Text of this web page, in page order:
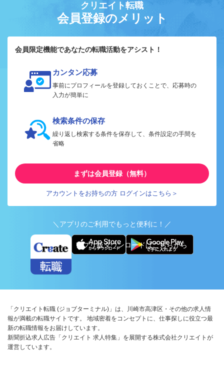
クリエイト転職
会員登録のメリット
会員限定機能であなたの転職活動をアシスト！
カンタン応募
事前にプロフィールを登録しておくことで、応募時の
入力が簡単に
検索条件の保存
繰り返し検索する条件を保存して、条件設定の手間を
省略
まずは会員登録（無料）
アカウントをお持ちの方 ログインはこちら＞
＼アプリのご利用でもっと便利に！／
アプリ版ダウンロードはこちらから
「クリエイト転職 (ジョブターミナル)」は、川崎市高津区・その他の求人情
報が満載の転職サイトです。 地域密着をコンセプトに、仕事探しに役立つ最
新の転職情報をお届けしています。
新聞折込求人広告「クリエイト 求人特集」を展開する株式会社クリエイトが
運営しています。